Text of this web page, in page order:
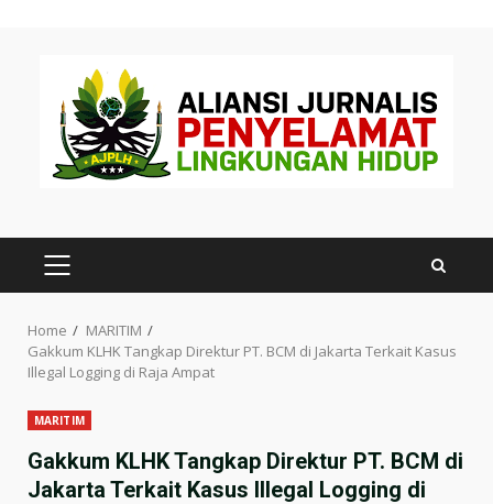
PRIMARY
Home
MARITIM
Gakkum KLHK Tangkap Direktur PT. BCM di Jakarta Terkait Kasus
Illegal Logging di Raja Ampat
MARITIM
Gakkum KLHK Tangkap Direktur PT. BCM di
Jakarta Terkait Kasus Illegal Logging di